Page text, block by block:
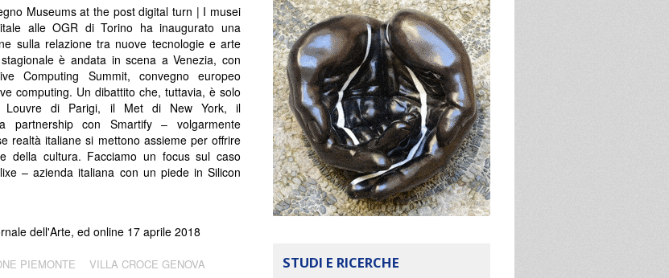
Museums at the post digital turn | I musei
alle OGR di Torino ha inaugurato una
sulla relazione tra nuove tecnologie e arte
è andata in scena a Venezia, con
Computing Summit, convegno europeo
computing. Un dibattito che, tuttavia, è solo
Louvre di Parigi, il Met di New York, il
partnership con Smartify – volgarmente
realtà italiane si mettono assieme per offrire
della cultura. Facciamo un focus sul caso
– azienda italiana con un piede in Silicon
dell'Arte, ed online 17 aprile 2018
PIEMONTE VILLA CROCE GENOVA STUDI E RICERCHE